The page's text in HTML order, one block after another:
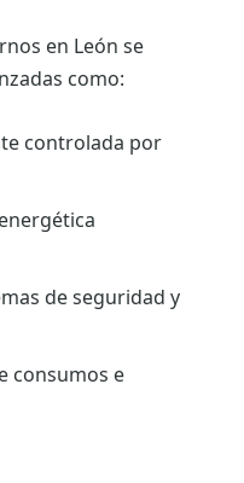
en León se
como:
controlada por
de seguridad y
consumos e